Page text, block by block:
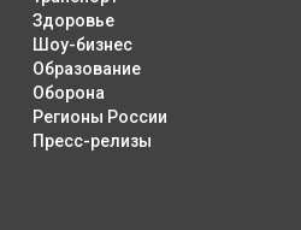
Здоровье
Шоу-бизнес
Образование
Оборона
Регионы России
Пресс-релизы